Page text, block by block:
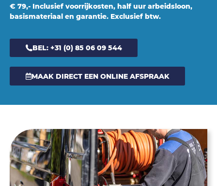
€ 79,- Inclusief voorrijkosten, half uur arbeidsloon,
basismateriaal en garantie. Exclusief btw.
BEL: +31 (0) 85 06 09 544
MAAK DIRECT EEN ONLINE AFSPRAAK